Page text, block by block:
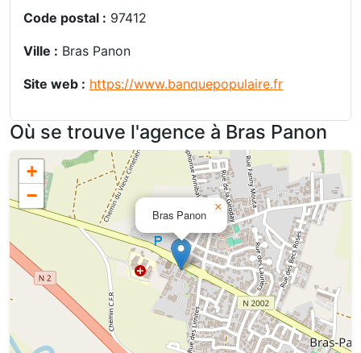
Code postal : 97412
Ville : Bras Panon
Site web : https://www.banquepopulaire.fr
Où se trouve l'agence à Bras Panon
Bras Panon
×
+
−